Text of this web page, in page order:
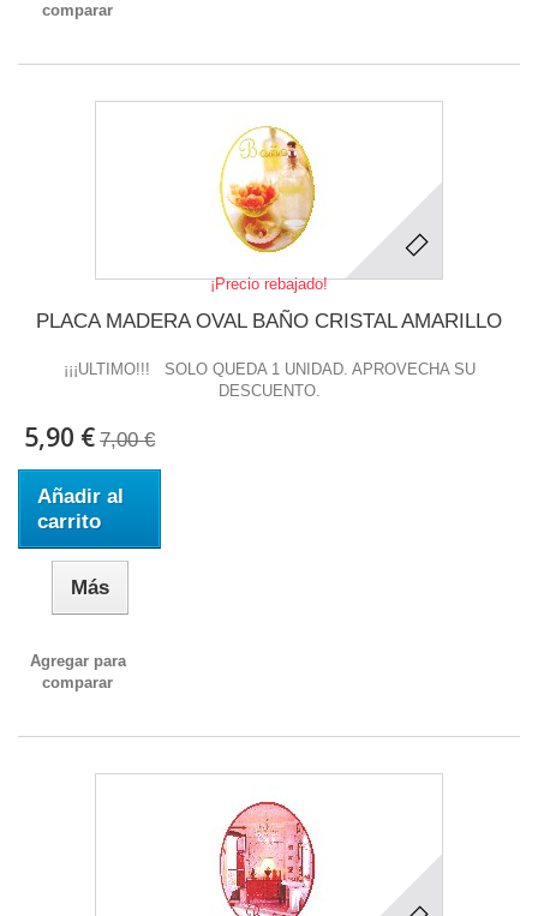
comparar
¡Precio rebajado!
PLACA MADERA OVAL BAÑO CRISTAL AMARILLO
¡¡¡ULTIMO!!! SOLO QUEDA 1 UNIDAD. APROVECHA SU
DESCUENTO.
5,90 € 7,00 €
Añadir al
carrito
Más
Agregar para
comparar